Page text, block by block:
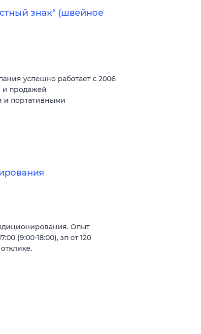
знак" (швейное
успешно работает с 2006
и продажей
и портативными
Опыт
(9:00-18:00), зп от 120